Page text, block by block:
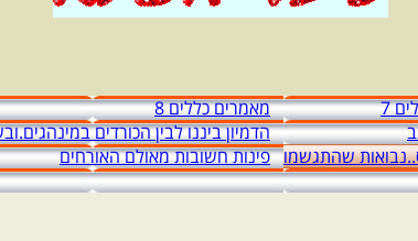
7 מאמרים כללים 8
הדמיון ביננו לבין הכורדים
שהתגשמו פינות חשובות מאולם האורחים